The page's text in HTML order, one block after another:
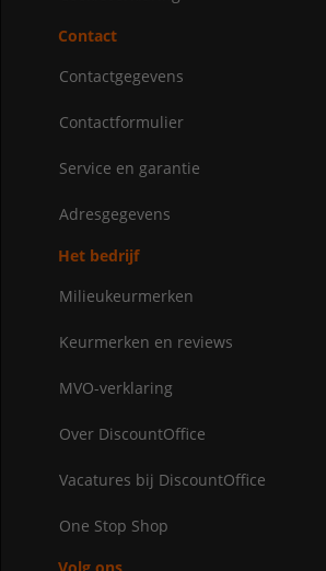
Contact
Contactgegevens
Contactformulier
Service en garantie
Adresgegevens
Het bedrijf
Milieukeurmerken
Keurmerken en reviews
MVO-verklaring
Over DiscountOffice
Vacatures bij DiscountOffice
One Stop Shop